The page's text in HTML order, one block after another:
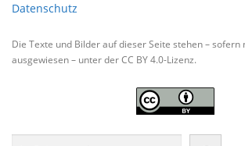
Datenschutz
Die Texte und Bilder auf dieser Seite stehen – sofern
ausgewiesen – unter der CC BY 4.0-Lizenz.